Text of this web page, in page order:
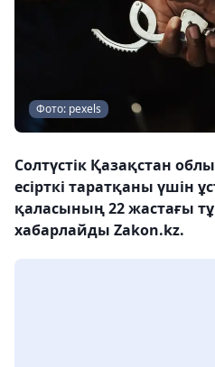
Фото: pexels
Солтүстік Қазақстан
есірткі таратқаны үшін
қаласының 22 жастағы
хабарлайды Zakon.kz.